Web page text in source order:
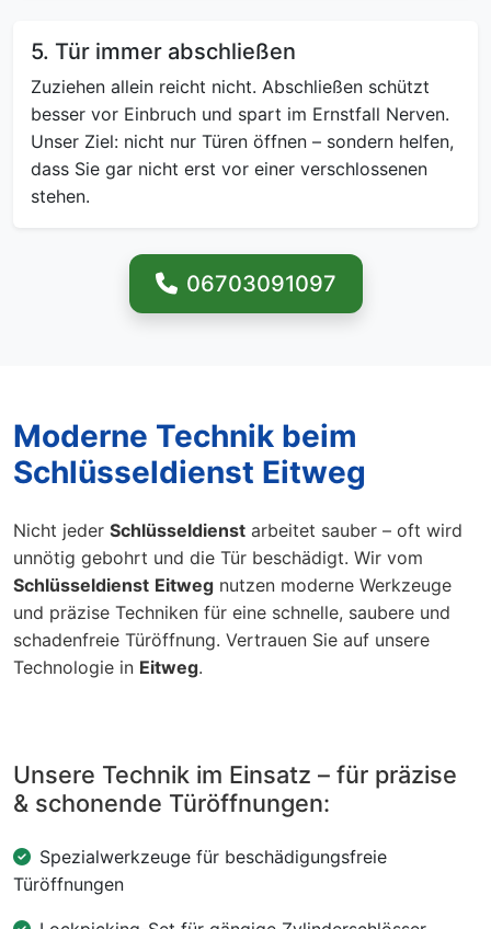
5. Tür immer abschließen
Zuziehen allein reicht nicht. Abschließen schützt
besser vor Einbruch und spart im Ernstfall Nerven.
Unser Ziel: nicht nur Türen öffnen – sondern helfen,
dass Sie gar nicht erst vor einer verschlossenen
stehen.
06703091097
Moderne Technik beim
Schlüsseldienst Eitweg
Nicht jeder Schlüsseldienst arbeitet sauber – oft wird
unnötig gebohrt und die Tür beschädigt. Wir vom
Schlüsseldienst Eitweg nutzen moderne Werkzeuge
und präzise Techniken für eine schnelle, saubere und
schadenfreie Türöffnung. Vertrauen Sie auf unsere
Technologie in Eitweg.
Unsere Technik im Einsatz – für präzise
& schonende Türöffnungen:
Spezialwerkzeuge für beschädigungsfreie
Türöffnungen